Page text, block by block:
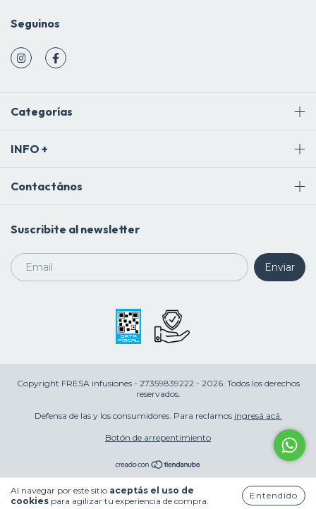
Al navegar por este sitio aceptás el uso de
cookies para agilizar tu experiencia de compra.
Entendido
Seguinos
Categorías
INFO +
Contactános
Suscribite al newsletter
Copyright FRESA infusiones - 27359839222 - 2026. Todos los derechos
reservados.
Defensa de las y los consumidores. Para reclamos ingresá acá.
Botón de arrepentimiento